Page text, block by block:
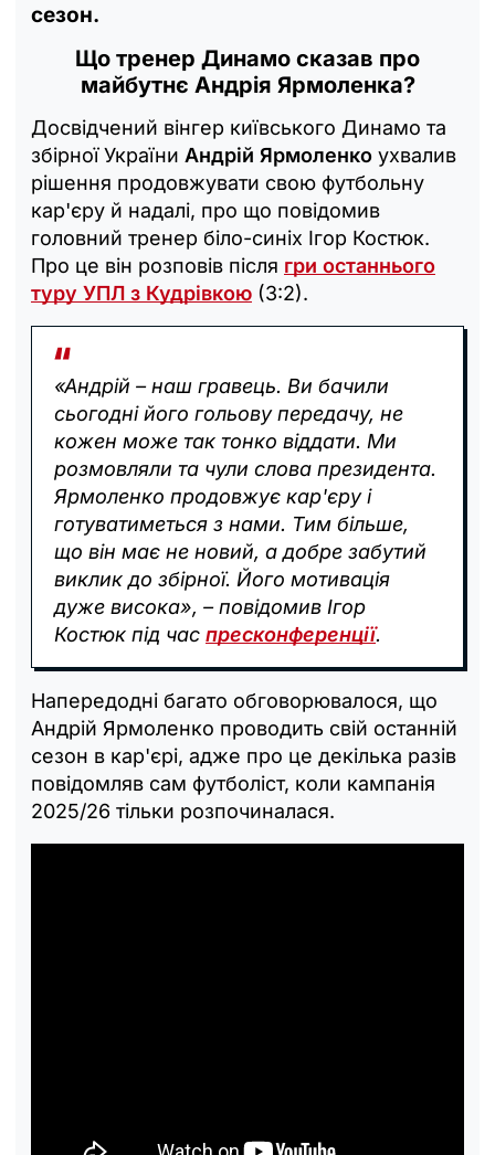
сезон.
Що тренер Динамо сказав про
майбутнє Андрія Ярмоленка?
Досвідчений вінгер київського Динамо та
збірної України Андрій Ярмоленко ухвалив
рішення продовжувати свою футбольну
кар'єру й надалі, про що повідомив
головний тренер біло-синіх Ігор Костюк.
Про це він розповів після гри останнього
туру УПЛ з Кудрівкою (3:2).
«Андрій – наш гравець. Ви бачили
сьогодні його гольову передачу, не
кожен може так тонко віддати. Ми
розмовляли та чули слова президента.
Ярмоленко продовжує кар'єру і
готуватиметься з нами. Тим більше,
що він має не новий, а добре забутий
виклик до збірної. Його мотивація
дуже висока», – повідомив Ігор
Костюк під час пресконференції.
Напередодні багато обговорювалося, що
Андрій Ярмоленко проводить свій останній
сезон в кар'єрі, адже про це декілька разів
повідомляв сам футболіст, коли кампанія
2025/26 тільки розпочиналася.